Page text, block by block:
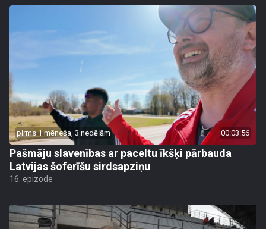
pirms 1 mēneša, 3 nedēļām 00:03:56
Pašmāju slavenības ar paceltu īkšķi pārbauda
Latvijas šoferīšu sirdsapziņu
16. epizode